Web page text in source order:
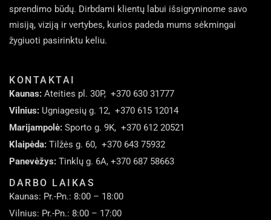
sprendimo būdų. Dirbdami klientų labui išsigryninome savo
misiją, viziją ir vertybes, kurios padeda mums sėkmingai
žygiuoti pasirinktu keliu.
KONTAKTAI
Kaunas: Ateities pl. 30P, +370 630 31777
Vilnius: Ugniagesių g. 12, +370 615 12014
Marijampolė: Sporto g. 9K, +370 612 20521
Klaipėda: Tilžės g. 60, +370 643 75932
Panevėžys: Tinklų g. 6A, +370 687 58663
DARBO LAIKAS
Kaunas: Pr.-Pn.: 8:00 – 18:00
Vilnius: Pr.-Pn.: 8:00 – 17:00